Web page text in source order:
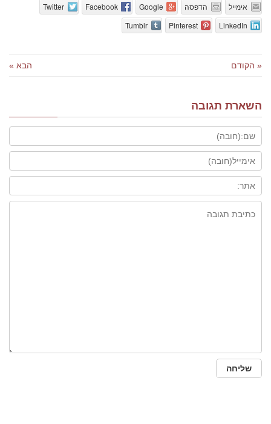
אימייל הדפסה Google
Facebook
Twitter
LinkedIn
Pinterest
Tumblr
« הקודם הבא »
השארת תגובה